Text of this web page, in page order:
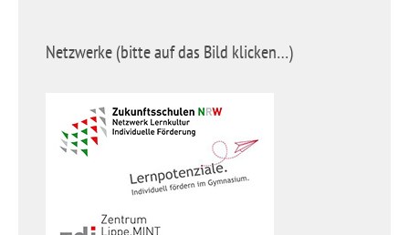
Netzwerke (bitte auf das Bild klicken…)